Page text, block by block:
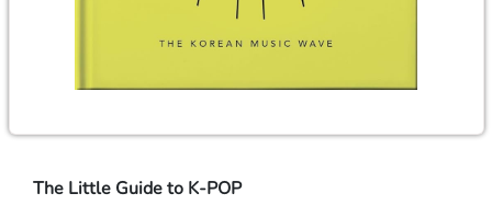
The Little Guide to K-POP